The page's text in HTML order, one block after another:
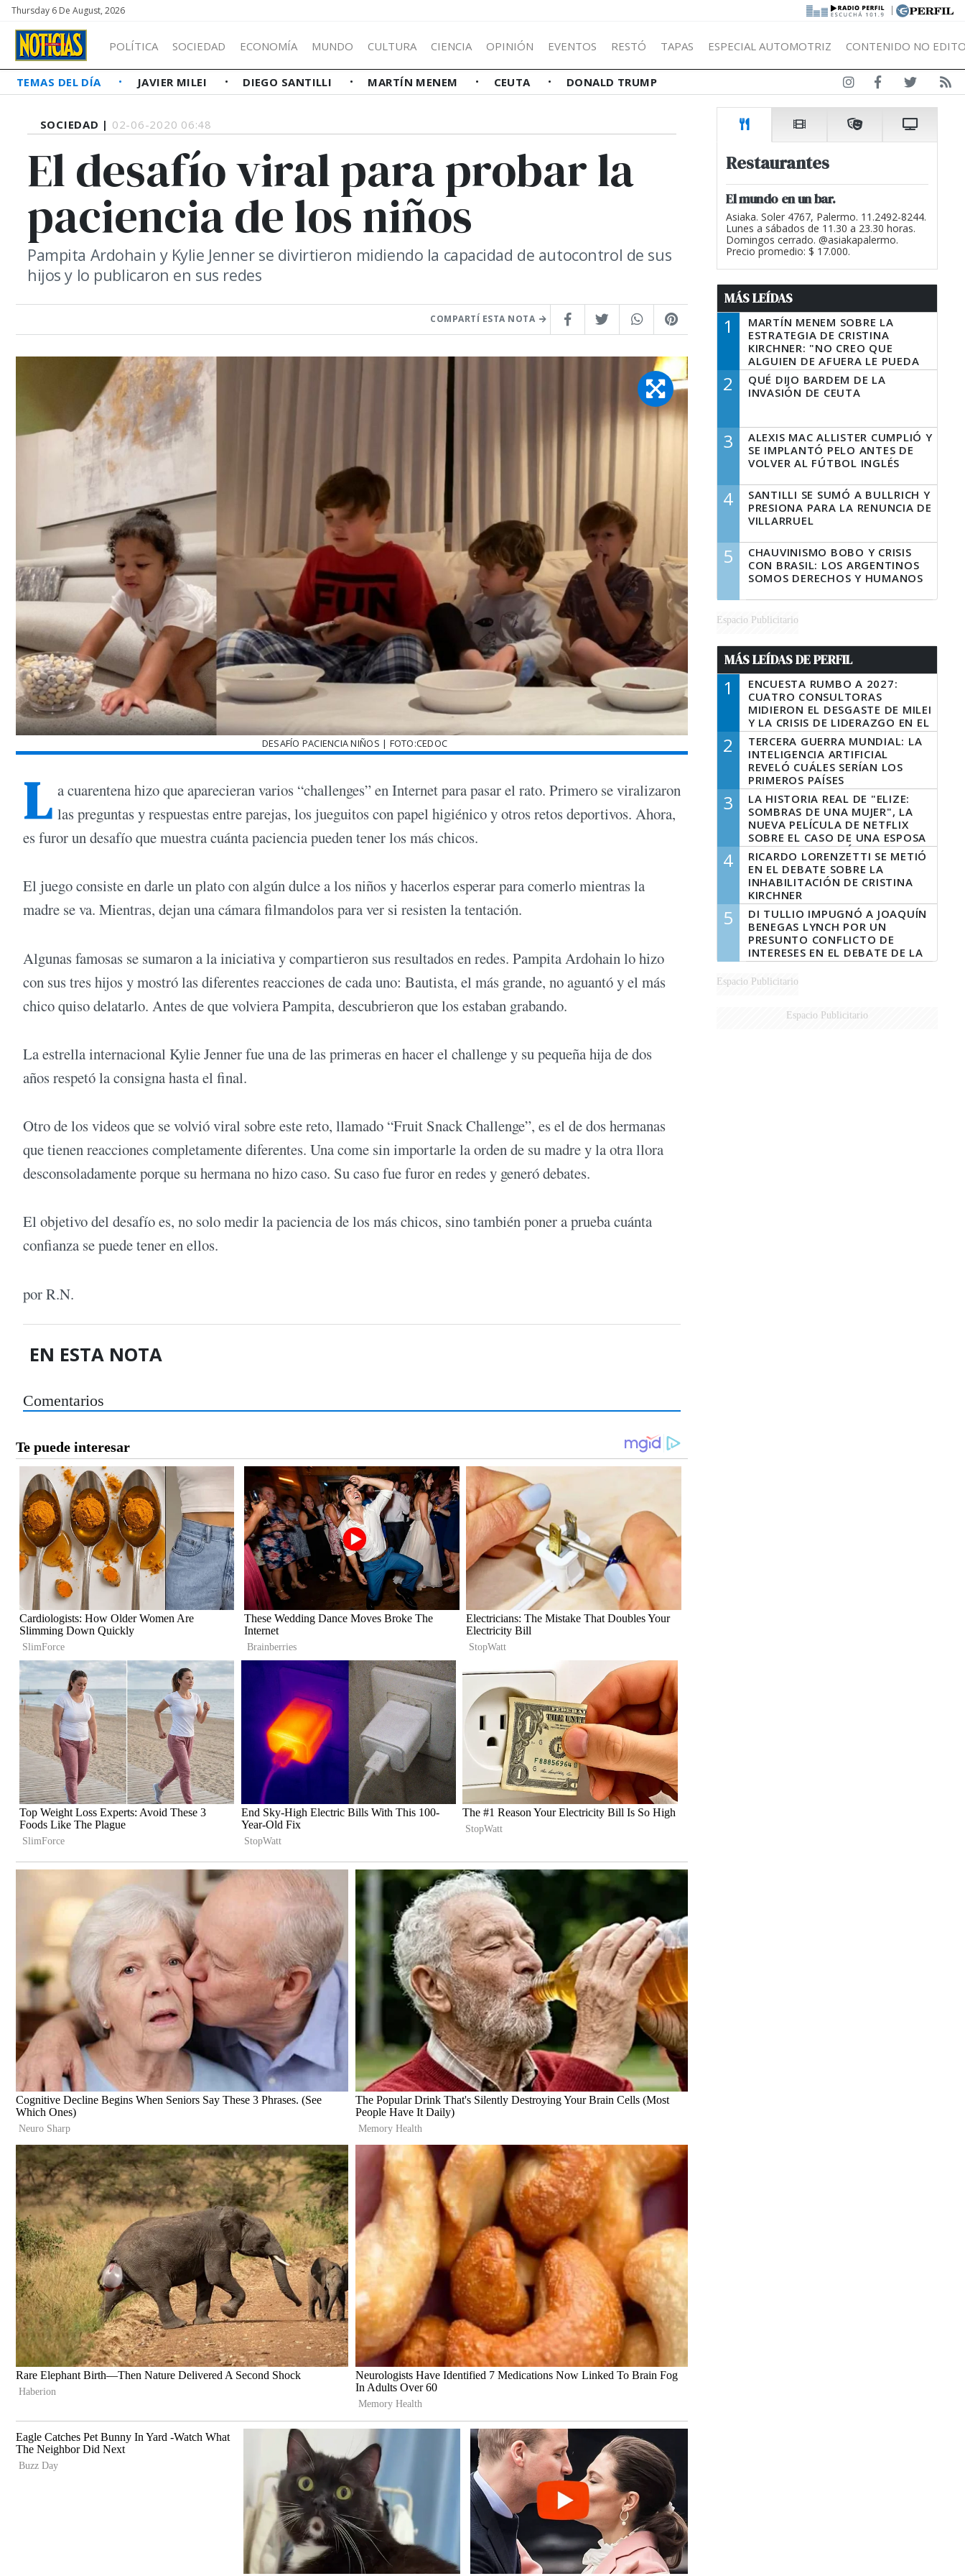
Thursday 6 De August, 2026 |
POLÍTICA SOCIEDAD ECONOMÍA MUNDO CULTURA CIENCIA OPINIÓN EVENTOS RESTÓ TAPAS ESPECIAL AUTOMOTRIZ CONTENIDO NO
TEMAS DEL DÍA JAVIER MILEI DIEGO SANTILLI MARTÍN MENEM CEUTA DONALD TRUMP
SOCIEDAD | 02-06-2020 06:48
El desafío viral para probar la
paciencia de los niños
Pampita Ardohain y Kylie Jenner se divirtieron midiendo la capacidad de autocontrol de sus
hijos y lo publicaron en sus redes
COMPARTÍ ESTA NOTA
DESAFÍO PACIENCIA NIÑOS | FOTO:CEDOC
L a cuarentena hizo que aparecieran varios “challenges” en Internet para pasar el rato. Primero se viralizaron
las preguntas y respuestas entre parejas, los jueguitos con papel higiénico y otros retos deportivos. Ahora,
es furor un desafío que muestra cuánta paciencia pueden tener los más chicos.
El juego consiste en darle un plato con algún dulce a los niños y hacerlos esperar para comerlo mientras la
madre se va. Mientras, dejan una cámara filmandolos para ver si resisten la tentación.
Algunas famosas se sumaron a la iniciativa y compartieron sus resultados en redes. Pampita Ardohain lo hizo
con sus tres hijos y mostró las diferentes reacciones de cada uno: Bautista, el más grande, no aguantó y el más
chico quiso delatarlo. Antes de que volviera Pampita, descubrieron que los estaban grabando.
La estrella internacional Kylie Jenner fue una de las primeras en hacer el challenge y su pequeña hija de dos
años respetó la consigna hasta el final.
Otro de los videos que se volvió viral sobre este reto, llamado “Fruit Snack Challenge”, es el de dos hermanas
que tienen reacciones completamente diferentes. Una come sin importarle la orden de su madre y la otra llora
desconsoladamente porque su hermana no hizo caso. Su caso fue furor en redes y generó debates.
El objetivo del desafío es, no solo medir la paciencia de los más chicos, sino también poner a prueba cuánta
confianza se puede tener en ellos.
por R.N.
EN ESTA NOTA
Comentarios
Restaurantes
El mundo en un bar.
Asiaka. Soler 4767, Palermo. 11.2492-8244.
Lunes a sábados de 11.30 a 23.30 horas.
Domingos cerrado. @asiakapalermo.
Precio promedio: $ 17.000.
MÁS LEÍDAS
1
MARTÍN MENEM SOBRE LA
ESTRATEGIA DE CRISTINA
KIRCHNER: "NO CREO QUE
ALGUIEN DE AFUERA LE PUEDA
DECIR A LA JUSTICIA LO QUE
TIENE QUE HACER"
2
QUÉ DIJO BARDEM DE LA
INVASIÓN DE CEUTA
3
ALEXIS MAC ALLISTER CUMPLIÓ Y
SE IMPLANTÓ PELO ANTES DE
VOLVER AL FÚTBOL INGLÉS
4
SANTILLI SE SUMÓ A BULLRICH Y
PRESIONA PARA LA RENUNCIA DE
VILLARRUEL
5
CHAUVINISMO BOBO Y CRISIS
CON BRASIL: LOS ARGENTINOS
SOMOS DERECHOS Y HUMANOS
Espacio Publicitario
MÁS LEÍDAS DE PERFIL
1
ENCUESTA RUMBO A 2027:
CUATRO CONSULTORAS
MIDIERON EL DESGASTE DE MILEI
Y LA CRISIS DE LIDERAZGO EN EL
PERONISMO
2
TERCERA GUERRA MUNDIAL: LA
INTELIGENCIA ARTIFICIAL
REVELÓ CUÁLES SERÍAN LOS
PRIMEROS PAÍSES
LATINOAMERICANOS EN SER
DERROTADOS
3
LA HISTORIA REAL DE "ELIZE:
SOMBRAS DE UNA MUJER", LA
NUEVA PELÍCULA DE NETFLIX
SOBRE EL CASO DE UNA ESPOSA
QUE DESCUARTIZÓ A SU
MARIDO
4
RICARDO LORENZETTI SE METIÓ
EN EL DEBATE SOBRE LA
INHABILITACIÓN DE CRISTINA
KIRCHNER
5
DI TULLIO IMPUGNÓ A JOAQUÍN
BENEGAS LYNCH POR UN
PRESUNTO CONFLICTO DE
INTERESES EN EL DEBATE DE LA
LEY DE TIERRAS
Espacio Publicitario
Espacio Publicitario